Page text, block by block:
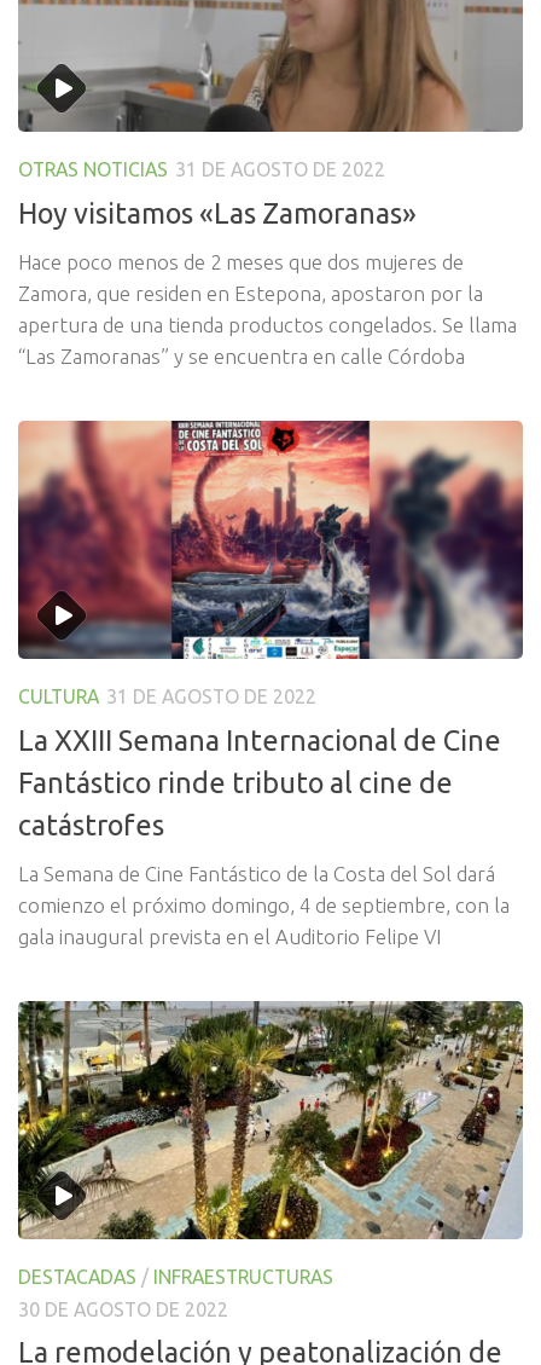
OTRAS NOTICIAS 31 DE AGOSTO DE 2022
Hoy visitamos «Las Zamoranas»
Hace poco menos de 2 meses que dos mujeres de
Zamora, que residen en Estepona, apostaron por la
apertura de una tienda productos congelados. Se llama
“Las Zamoranas” y se encuentra en calle Córdoba
CULTURA 31 DE AGOSTO DE 2022
La XXIII Semana Internacional de Cine
Fantástico rinde tributo al cine de
catástrofes
La Semana de Cine Fantástico de la Costa del Sol dará
comienzo el próximo domingo, 4 de septiembre, con la
gala inaugural prevista en el Auditorio Felipe VI
DESTACADAS / INFRAESTRUCTURAS
30 DE AGOSTO DE 2022
La remodelación y peatonalización de